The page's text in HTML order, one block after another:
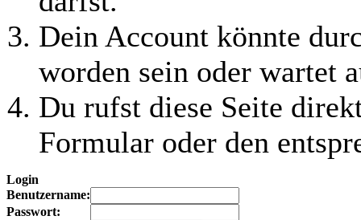
Dein Account könnte
worden sein oder wartet
Du rufst diese Seite
Formular oder den
Login
Benutzername:
Passwort: